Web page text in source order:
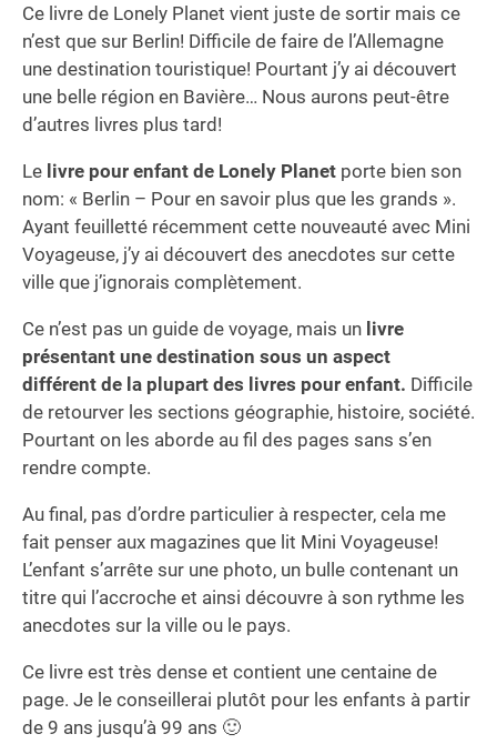
Ce livre de Lonely Planet vient juste de sortir mais ce
n’est que sur Berlin! Difficile de faire de l’Allemagne
une destination touristique! Pourtant j’y ai découvert
une belle région en Bavière… Nous aurons peut-être
d’autres livres plus tard!
Le livre pour enfant de Lonely Planet porte bien son
nom: « Berlin – Pour en savoir plus que les grands ».
Ayant feuilletté récemment cette nouveauté avec Mini
Voyageuse, j’y ai découvert des anecdotes sur cette
ville que j’ignorais complètement.
Ce n’est pas un guide de voyage, mais un livre
présentant une destination sous un aspect
différent de la plupart des livres pour enfant. Difficile
de retourver les sections géographie, histoire, société.
Pourtant on les aborde au fil des pages sans s’en
rendre compte.
Au final, pas d’ordre particulier à respecter, cela me
fait penser aux magazines que lit Mini Voyageuse!
L’enfant s’arrête sur une photo, un bulle contenant un
titre qui l’accroche et ainsi découvre à son rythme les
anecdotes sur la ville ou le pays.
Ce livre est très dense et contient une centaine de
page. Je le conseillerai plutôt pour les enfants à partir
de 9 ans jusqu’à 99 ans 🙂